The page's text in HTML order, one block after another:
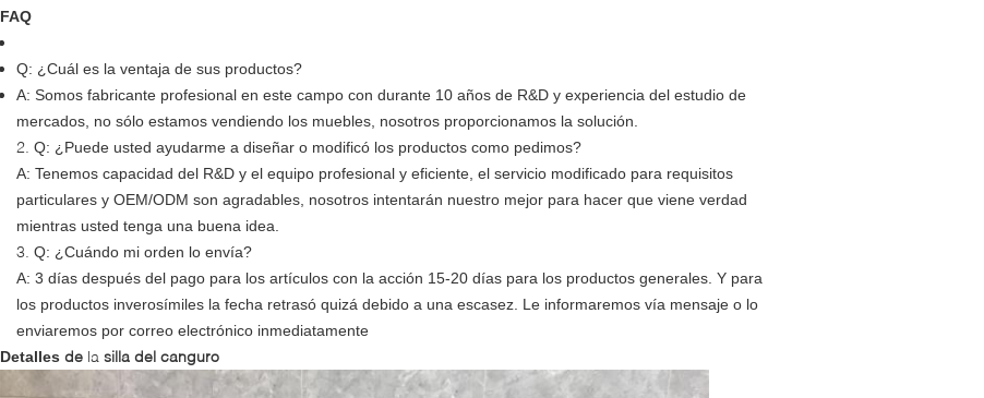
FAQ
Q: ¿Cuál es la ventaja de sus productos?
A: Somos fabricante profesional en este campo con durante 10 años de R&D y experiencia del estudio de
mercados, no sólo estamos vendiendo los muebles, nosotros proporcionamos la solución.
2. Q: ¿Puede usted ayudarme a diseñar o modificó los productos como pedimos?
A: Tenemos capacidad del R&D y el equipo profesional y eficiente, el servicio modificado para requisitos
particulares y OEM/ODM son agradables, nosotros intentarán nuestro mejor para hacer que viene verdad
mientras usted tenga una buena idea.
3. Q: ¿Cuándo mi orden lo envía?
A: 3 días después del pago para los artículos con la acción 15-20 días para los productos generales. Y para
los productos inverosímiles la fecha retrasó quizá debido a una escasez. Le informaremos vía mensaje o lo
enviaremos por correo electrónico inmediatamente
Detalles de la silla del canguro